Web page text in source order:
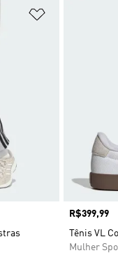
Preço
R$399,99
Tênis VL
Mulher